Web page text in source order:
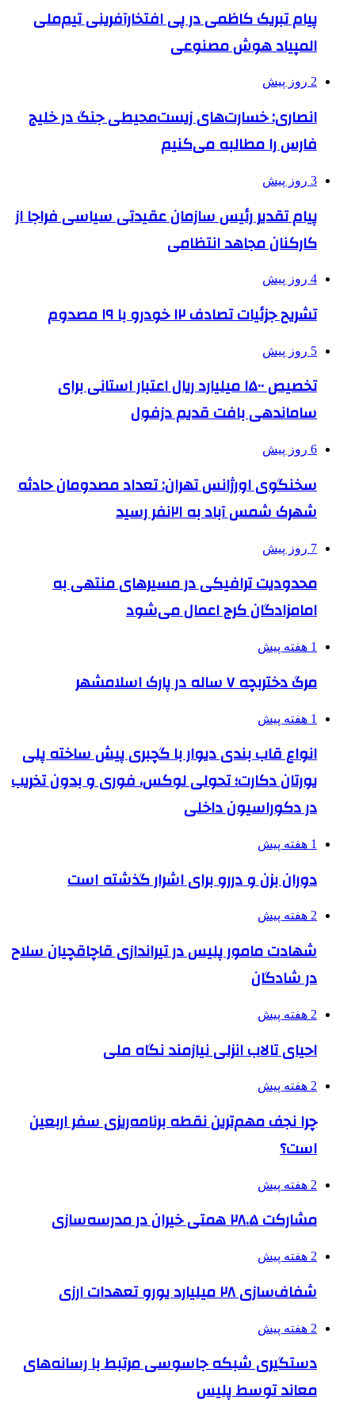
پیام تبریک کاظمی در پی افتخارآفرینی تیم‌ملی
المپیاد هوش مصنوعی
2 روز پیش
انصاری: خسارت‌های زیست‌محیطی جنگ در خلیج
فارس را مطالبه‌ می‌کنیم
3 روز پیش
پیام تقدیر رئیس سازمان عقیدتی سیاسی فراجا از
کارکنان مجاهد انتظامی
4 روز پیش
تشریح جزئیات تصادف ۱۲ خودرو با ۱۹ مصدوم
5 روز پیش
تخصیص ۱۵۰۰ میلیارد ریال اعتبار استانی برای
ساماندهی بافت قدیم دزفول
6 روز پیش
سخنگوی اورژانس تهران: تعداد مصدومان حادثه
شهرک شمس آباد به ۲۱نفر رسید
7 روز پیش
محدودیت ترافیکی در مسیرهای منتهی به
امامزادگان کرج اعمال می‌شود
1 هفته پیش
مرگ دختربچه ۷ ساله در پارک اسلامشهر
1 هفته پیش
انواع قاب بندی دیوار با گچبری پیش ساخته پلی
یورتان دکارت؛ تحولی لوکس، فوری و بدون تخریب
در دکوراسیون داخلی
1 هفته پیش
دوران بزن و دررو برای اشرار گذشته است
2 هفته پیش
شهادت مامور پلیس در تیراندازی قاچاقچیان سلاح
در شادگان
2 هفته پیش
احیای تالاب انزلی نیازمند نگاه ملی
2 هفته پیش
چرا نجف مهم‌ترین نقطه برنامه‌ریزی سفر اربعین
است؟
2 هفته پیش
مشارکت ۲۸.۵ همتی خیران در مدرسه‌سازی
2 هفته پیش
شفاف‌سازی ۲۸ میلیارد یورو تعهدات ارزی
2 هفته پیش
دستگیری شبکه جاسوسی مرتبط با رسانه‌های
معاند توسط پلیس